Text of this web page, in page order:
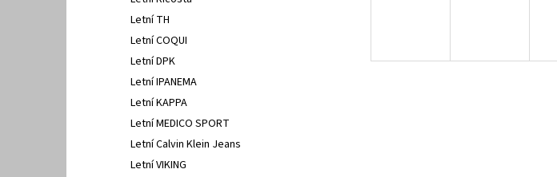
Letní TH
Letní COQUI
Letní DPK
Letní IPANEMA
Letní KAPPA
Letní MEDICO SPORT
Letní Calvin Klein Jeans
Letní VIKING